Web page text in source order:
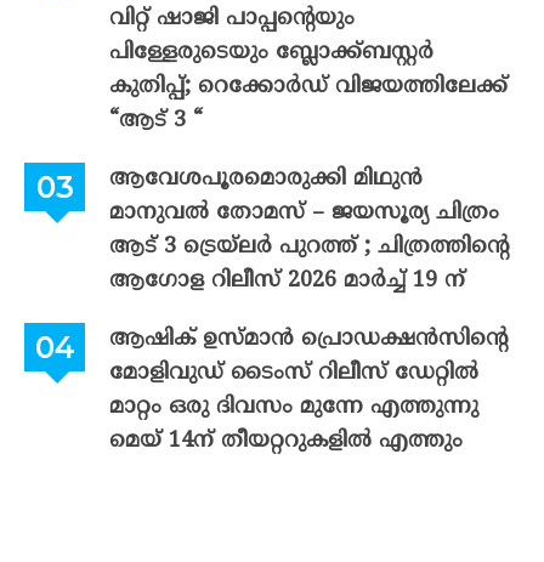
വിറ്റ് ഷാജി പാപ്പന്റെയും
പിള്ളേരുടെയും ബ്ലോക്ക്ബസ്റ്റർ
കുതിപ്പ്; റെക്കോർഡ് വിജയത്തിലേക്ക്
“ആട് 3 “
ആവേശപൂരമൊരുക്കി മിഥുൻ
മാനുവൽ തോമസ് – ജയസൂര്യ ചിത്രം
ആട് 3 ട്രെയ്‌ലർ പുറത്ത് ; ചിത്രത്തിന്റെ
ആഗോള റിലീസ് 2026 മാർച്ച് 19 ന്
ആഷിക് ഉസ്മാൻ പ്രൊഡക്ഷൻസിന്റെ
മോളിവുഡ് ടൈംസ് റിലീസ് ഡേറ്റിൽ
മാറ്റം ഒരു ദിവസം മുന്നേ എത്തുന്നു
മെയ് 14ന് തീയറ്ററുകളിൽ എത്തും